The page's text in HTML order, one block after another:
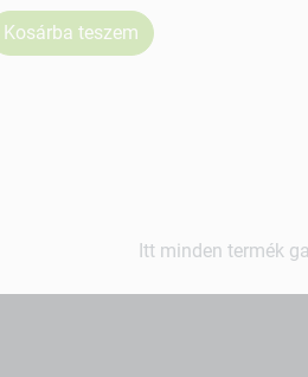
Kosárba teszem
Itt minden termék